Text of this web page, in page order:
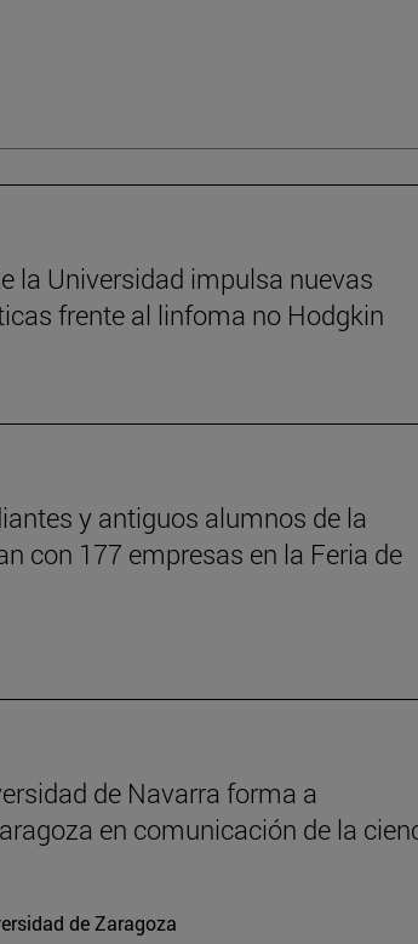
la Universidad impulsa nuevas
frente al linfoma no Hodgkin
y antiguos alumnos de la
con 177 empresas en la Feria de
de Navarra forma a
en comunicación de la
de Zaragoza